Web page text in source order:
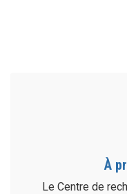
À
Le Centre de